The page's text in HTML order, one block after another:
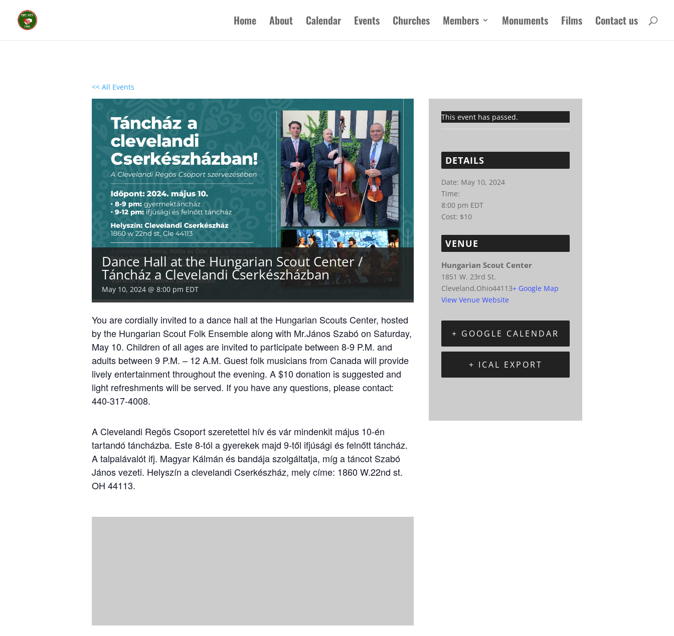
Home About Calendar Events Churches Members Monuments Films Contact us
<< All Events
Dance Hall at the Hungarian Scout Center /
Táncház a Clevelandi Cserkészházban
May 10, 2024 @ 8:00 pm EDT
You are cordially invited to a dance hall at the Hungarian Scouts Center, hosted
by the Hungarian Scout Folk Ensemble along with Mr.János Szabó on Saturday,
May 10. Children of all ages are invited to participate between 8-9 P.M. and
adults between 9 P.M. – 12 A.M. Guest folk musicians from Canada will provide
lively entertainment throughout the evening. A $10 donation is suggested and
light refreshments will be served. If you have any questions, please contact:
440-317-4008.
A Clevelandi Regös Csoport szeretettel hív és vár mindenkit május 10-én
tartandó táncházba. Este 8-tól a gyerekek majd 9-től ifjúsági és felnőtt táncház.
A talpalávalót ifj. Magyar Kálmán és bandája szolgáltatja, míg a táncot Szabó
János vezeti. Helyszín a clevelandi Cserkészház, mely címe: 1860 W.22nd st.
OH 44113.
This event has passed.
DETAILS
Date: May 10, 2024
Time:
8:00 pm EDT
Cost: $10
VENUE
Hungarian Scout Center
1851 W. 23rd St.
Cleveland,Ohio44113+ Google Map
View Venue Website
+ GOOGLE CALENDAR
+ ICAL EXPORT